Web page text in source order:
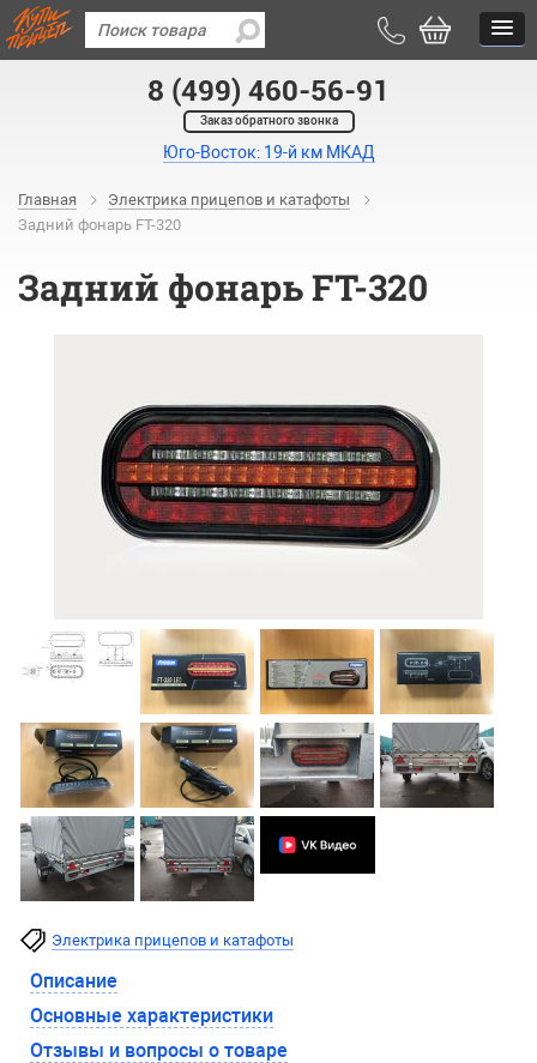
8 (499) 460-56-91
Заказ обратного звонка
Юго-Восток: 19-й км МКАД
Главная
Электрика прицепов и катафоты
Задний фонарь FT-320
Задний фонарь FT-320
Электрика прицепов и катафоты
Описание
Основные характеристики
Отзывы и вопросы о товаре